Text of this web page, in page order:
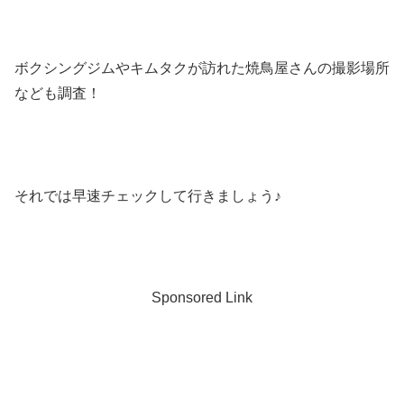
ボクシングジムやキムタクが訪れた焼鳥屋さんの撮影場所
なども調査！
それでは早速チェックして行きましょう♪
Sponsored Link